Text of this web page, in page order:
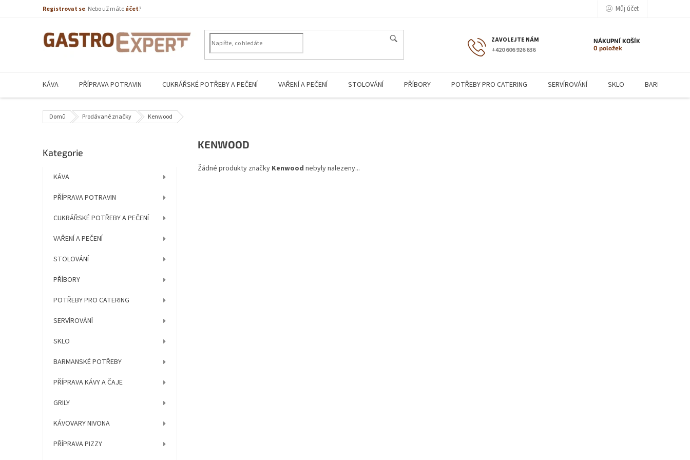
Registrovat se. Nebo už máteúčet? Můj účet
+420 606 926 636
NÁKUPNÍ KOŠÍK
0 položek
KÁVA PŘÍPRAVA POTRAVIN CUKRÁŘSKÉ POTŘEBY A PEČENÍ VAŘENÍ A PEČENÍ STOLOVÁNÍ PŘÍBORY POTŘEBY PRO CATERING SERVÍROVÁNÍ SKLO BARMANSKÉ
Domů Prodávané značky Kenwood
o
Přeskočit
Kategorie
KÁVA
PŘÍPRAVA POTRAVIN
CUKRÁŘSKÉ POTŘEBY A PEČENÍ
VAŘENÍ A PEČENÍ
STOLOVÁNÍ
PŘÍBORY
POTŘEBY PRO CATERING
SERVÍROVÁNÍ
SKLO
BARMANSKÉ POTŘEBY
PŘÍPRAVA KÁVY A ČAJE
GRILY
KÁVOVARY NIVONA
PŘÍPRAVA PIZZY
KENWOOD
Žádné produkty značky Kenwood nebyly nalezeny...